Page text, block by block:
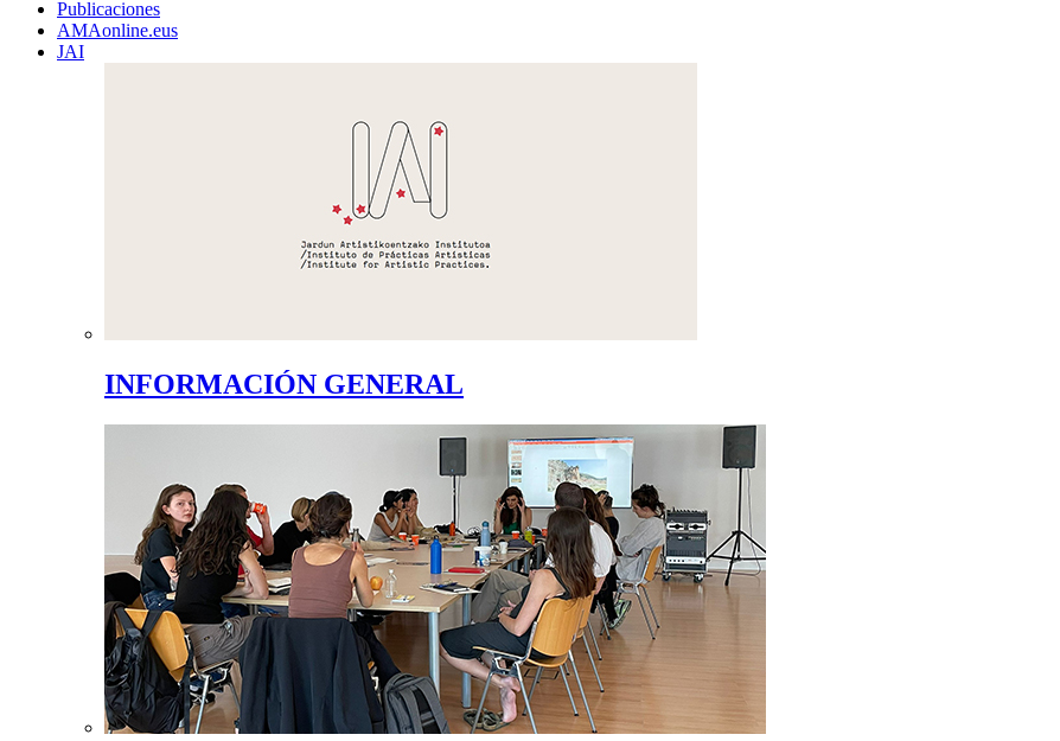
Publicaciones
AMAonline.eus
JAI
INFORMACIÓN GENERAL